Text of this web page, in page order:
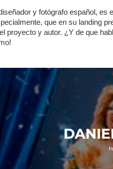
y fotógrafo español, es
que en su landing
proyecto y autor. ¿Y de que